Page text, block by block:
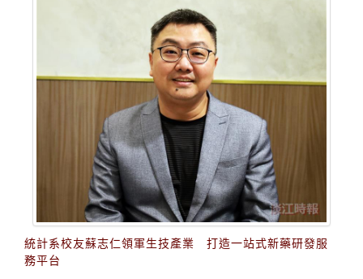
統計系校友蘇志仁領軍生技產業 打造一站式新藥研發服
務平台